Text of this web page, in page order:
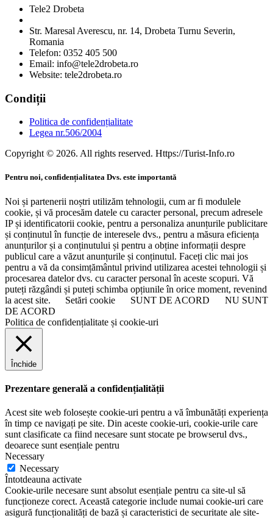
Tele2 Drobeta
Str. Maresal Averescu, nr. 14, Drobeta Turnu Severin,
Romania
Telefon: 0352 405 500
Email: info@tele2drobeta.ro
Website: tele2drobeta.ro
Condiții
Politica de confidențialitate
Legea nr.506/2004
Copyright © 2026. All rights reserved. Https://Turist-Info.ro
Pentru noi, confidențialitatea Dvs. este importantă
Noi și partenerii noștri utilizăm tehnologii, cum ar fi modulele
cookie, și vă procesăm datele cu caracter personal, precum adresele
IP și identificatorii cookie, pentru a personaliza anunțurile publicitare
și conținutul în funcție de interesele dvs., pentru a măsura eficiența
anunțurilor și a conținutului și pentru a obține informații despre
publicul care a văzut anunțurile și conținutul. Faceți clic mai jos
pentru a vă da consimțământul privind utilizarea acestei tehnologii și
procesarea datelor dvs. cu caracter personal în aceste scopuri. Vă
puteți răzgândi și puteți schimba opțiunile în orice moment, revenind
la acest site.
Setări cookie SUNT DE ACORD
NU SUNT
DE ACORD
Politica de confidențialitate și cookie-uri
Închide
Prezentare generală a confidențialității
Acest site web folosește cookie-uri pentru a vă îmbunătăți experiența
în timp ce navigați pe site. Din aceste cookie-uri, cookie-urile care
sunt clasificate ca fiind necesare sunt stocate pe browserul dvs.,
deoarece sunt esențiale pentru
Necessary
Necessary
Întotdeauna activate
Cookie-urile necesare sunt absolut esențiale pentru ca site-ul să
funcționeze corect. Această categorie include numai cookie-uri care
asigură funcționalități de bază și caracteristici de securitate ale site-